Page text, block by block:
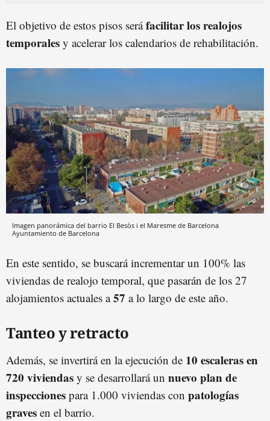
El objetivo de estos pisos seráfacilitar los realojos
temporales y acelerar los calendarios de rehabilitación.
Imagen panorámica del barrio El Besòs i el Maresme de Barcelona
Ayuntamiento de Barcelona
En este sentido, se buscará incrementar un 100% las
viviendas de realojo temporal, que pasarán de los 27
alojamientos actuales a57 a lo largo de este año.
Tanteo y retracto
Además, se invertirá en la ejecución de 10 escaleras en
720 viviendas y se desarrollará un nuevo plan de
inspecciones para 1.000 viviendas con patologías
graves en el barrio.